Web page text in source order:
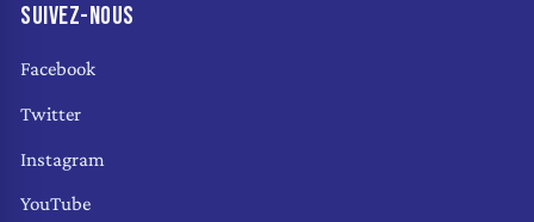
SUIVEZ-NOUS
Facebook
Twitter
Instagram
YouTube